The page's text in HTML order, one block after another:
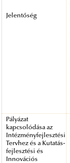
Jelentőség
Pályázat
kapcsolódása az
Intézményfejlesztési
Tervhez és a Kutatás-
fejlesztési és
Innovációs